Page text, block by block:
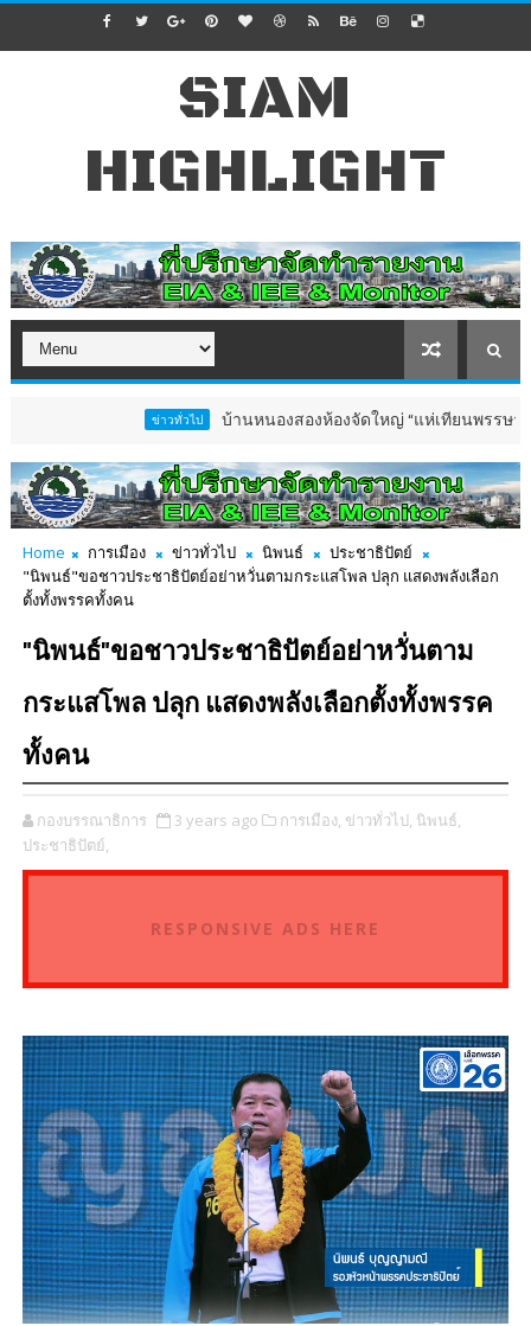
SIAM
HIGHLIGHT
บ้านหนองสองห้องจัดใหญ่ “แห่เทียนพรรษา–ผ้าป่าซาเ
Home การเมือง ข่าวทั่วไป นิพนธ์
ประชาธิปัตย์
"นิพนธ์"ขอชาวประชาธิปัตย์อย่าหวั่นตามกระแสโพล ปลุก แสดงพลังเลือก
ตั้งทั้งพรรคทั้งคน
"นิพนธ์"ขอชาวประชาธิปัตย์อย่าหวั่นตาม
กระแสโพล ปลุก แสดงพลังเลือกตั้งทั้งพรรค
ทั้งคน
กองบรรณาธิการ 3 years ago การเมือง, ข่าวทั่วไป, นิพนธ์,
ประชาธิปัตย์,
RESPONSIVE ADS HERE